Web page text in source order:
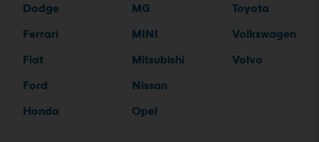
Dodge
Ferrari
Fiat
Ford
Honda
MG
MINI
Mitsubishi
Nissan
Opel
Toyota
Volkswagen
Volvo